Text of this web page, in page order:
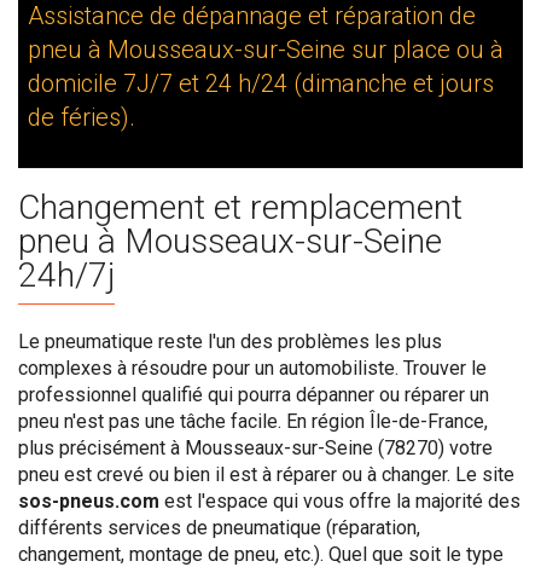
Assistance de dépannage et réparation de
pneu à Mousseaux-sur-Seine sur place ou à
domicile 7J/7 et 24 h/24 (dimanche et jours
de féries).
Changement et remplacement
pneu à Mousseaux-sur-Seine
24h/7j
Le pneumatique reste l'un des problèmes les plus
complexes à résoudre pour un automobiliste. Trouver le
professionnel qualifié qui pourra dépanner ou réparer un
pneu n'est pas une tâche facile. En région Île-de-France,
plus précisément à Mousseaux-sur-Seine (78270) votre
pneu est crevé ou bien il est à réparer ou à changer. Le site
sos-pneus.com est l'espace qui vous offre la majorité des
différents services de pneumatique (réparation,
changement, montage de pneu, etc.). Quel que soit le type